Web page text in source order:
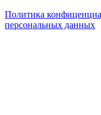
Политика
персональных данных